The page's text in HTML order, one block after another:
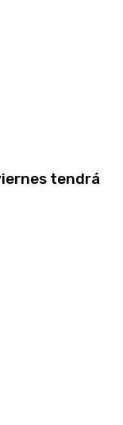
tendrá